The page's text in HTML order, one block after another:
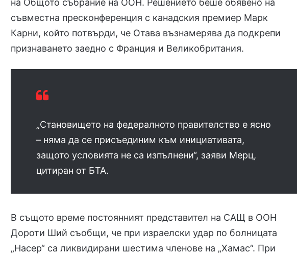
на Общото събрание на ООН. Решението беше обявено на
съвместна пресконференция с канадския премиер Марк
Карни, който потвърди, че Отава възнамерява да подкрепи
признаването заедно с Франция и Великобритания.
„Становището на федералното правителство е ясно
– няма да се присъединим към инициативата,
защото условията не са изпълнени“, заяви Мерц,
цитиран от БТА.
В същото време постоянният представител на САЩ в ООН
Дороти Ший съобщи, че при израелски удар по болницата
„Насер“ са ликвидирани шестима членове на „Хамас“. При